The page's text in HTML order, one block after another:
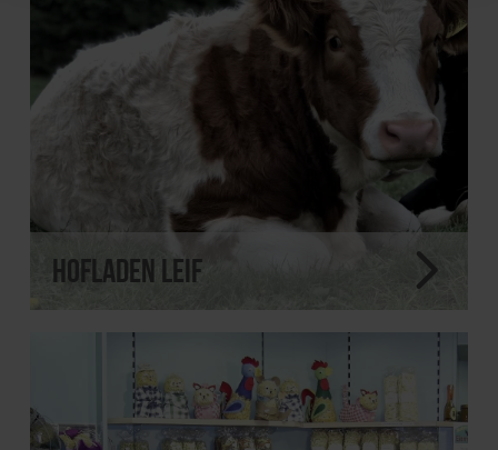
Hofladen Leif